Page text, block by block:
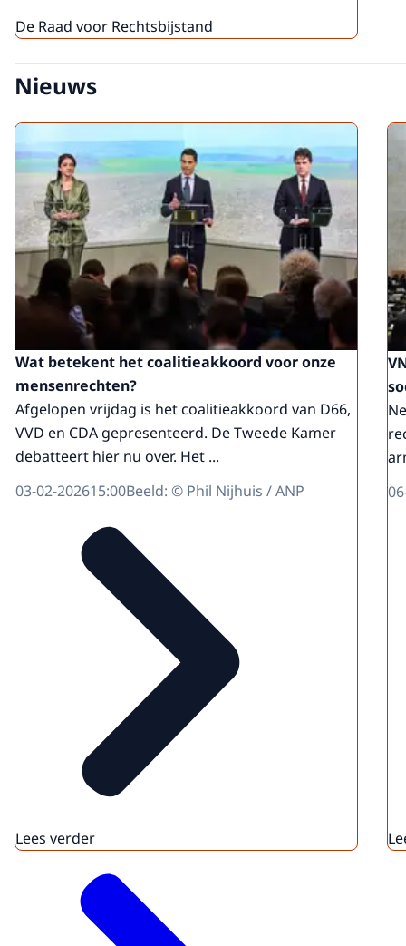
De Raad voor Rechtsbijstand
Nieuws
Wat betekent het coalitieakkoord voor onze
mensenrechten?
Afgelopen vrijdag is het coalitieakkoord van D66,
VVD en CDA gepresenteerd. De Tweede Kamer
debatteert hier nu over. Het ...
03-02-202615:00Beeld: © Phil Nijhuis / ANP
Lees verder